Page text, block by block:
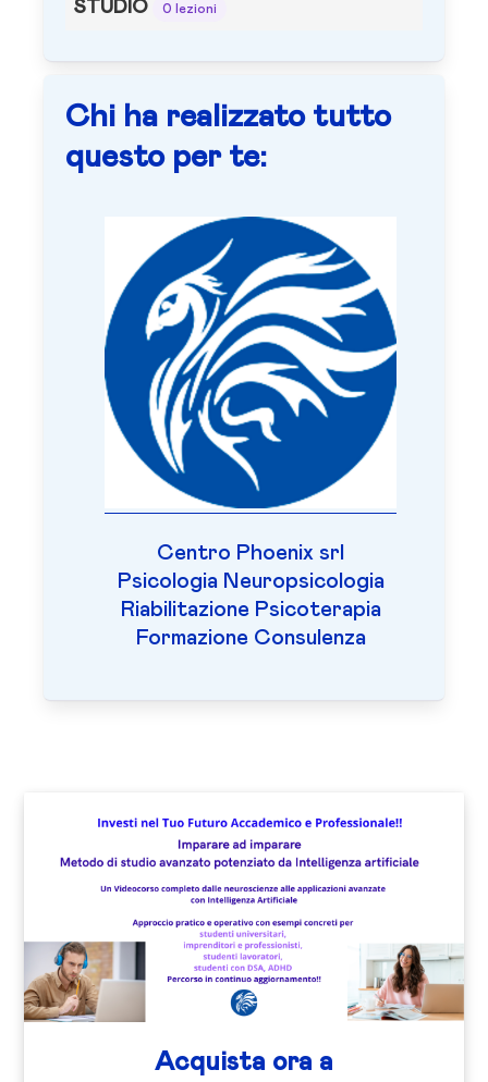
STUDIO 0 lezioni
Chi ha realizzato tutto
questo per te:
Centro Phoenix srl
Psicologia Neuropsicologia
Riabilitazione Psicoterapia
Formazione Consulenza
Acquista ora a